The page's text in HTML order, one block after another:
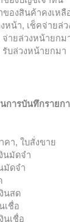
องสินค้าคงเหลื
หน้า, เช็คจ่ายล่
ายล่วงหน้ายกม
บล่วงหน้ายกมา
การบันทึกรายก
คา, ใบสั่งขาย
นมัดจำ
มัดจำ
นสด
เชื่อ
นเชื่อ